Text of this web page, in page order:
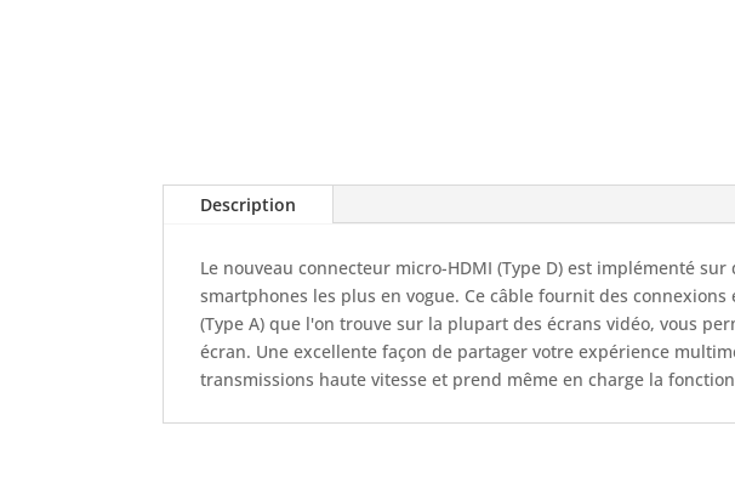
Description
Le nouveau connecteur micro-HDMI (Type D) est implémenté
smartphones les plus en vogue. Ce câble fournit des
(Type A) que l'on trouve sur la plupart des écrans vidéo, vous
écran. Une excellente façon de partager votre expérience
transmissions haute vitesse et prend même en charge la